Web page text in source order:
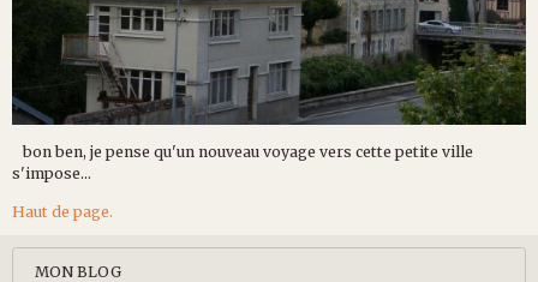
bon ben, je pense qu'un nouveau voyage vers cette petite ville
s'impose...
Haut de page.
MON BLOG